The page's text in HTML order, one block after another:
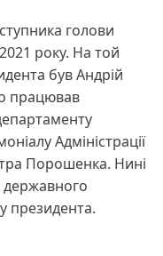
голови
року. На той
був Андрій
працював
Адміністрації
Порошенка. Нині
державного
президента.